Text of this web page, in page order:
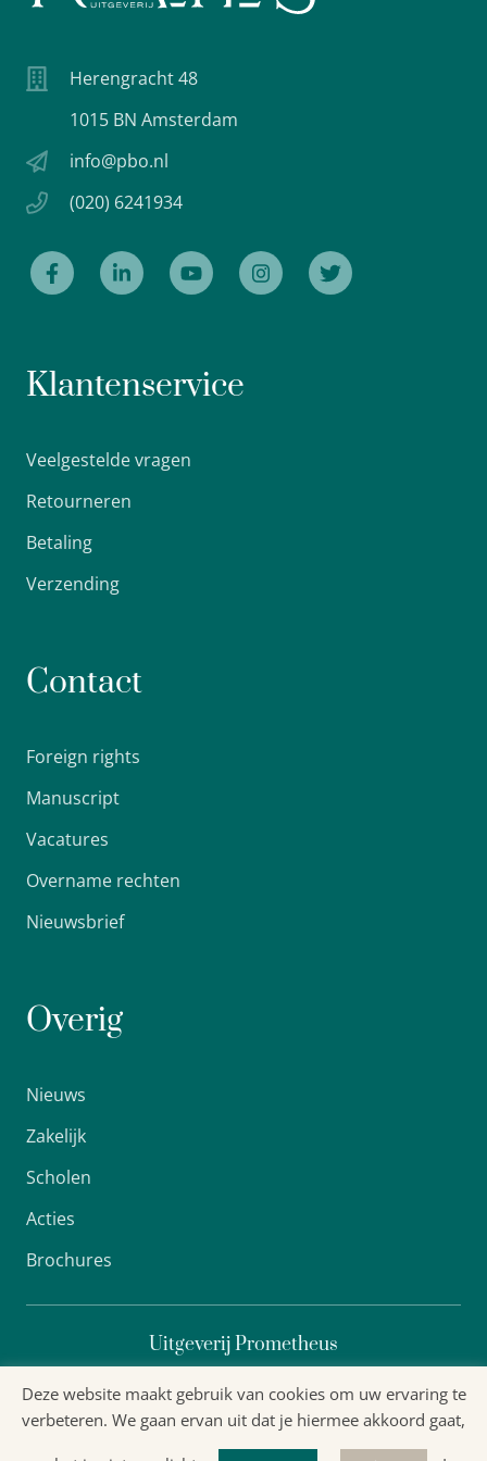
Herengracht 48
1015 BN Amsterdam
info@pbo.nl
(020) 6241934
Klantenservice
Veelgestelde vragen
Retourneren
Betaling
Verzending
Contact
Foreign rights
Manuscript
Vacatures
Overname rechten
Nieuwsbrief
Overig
Nieuws
Zakelijk
Scholen
Acties
Brochures
Uitgeverij Prometheus
Algemene voorwaarden
Deze website maakt gebruik van cookies om uw ervaring te
verbeteren. We gaan ervan uit dat je hiermee akkoord gaat,